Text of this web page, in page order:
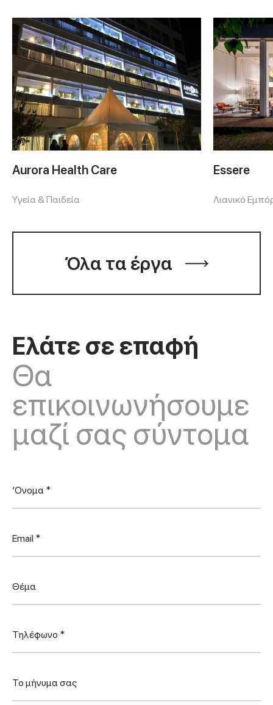
Aurora Health Care
Υγεία & Παιδεία
Essere
Λιανικό
Όλα τα έργα
Ελάτε σε επαφή
Θα
επικοινωνήσουμε
μαζί σας σύντομα